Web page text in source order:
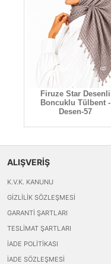
Firuze Star Desenli
Boncuklu Tülbent -
Desen-57
ALIŞVERİŞ
K.V.K. KANUNU
GIZLILIK SÖZLEŞMESI
GARANTI ŞARTLARI
TESLIMAT ŞARTLARI
İADE POLITIKASI
İADE SÖZLEŞMESI